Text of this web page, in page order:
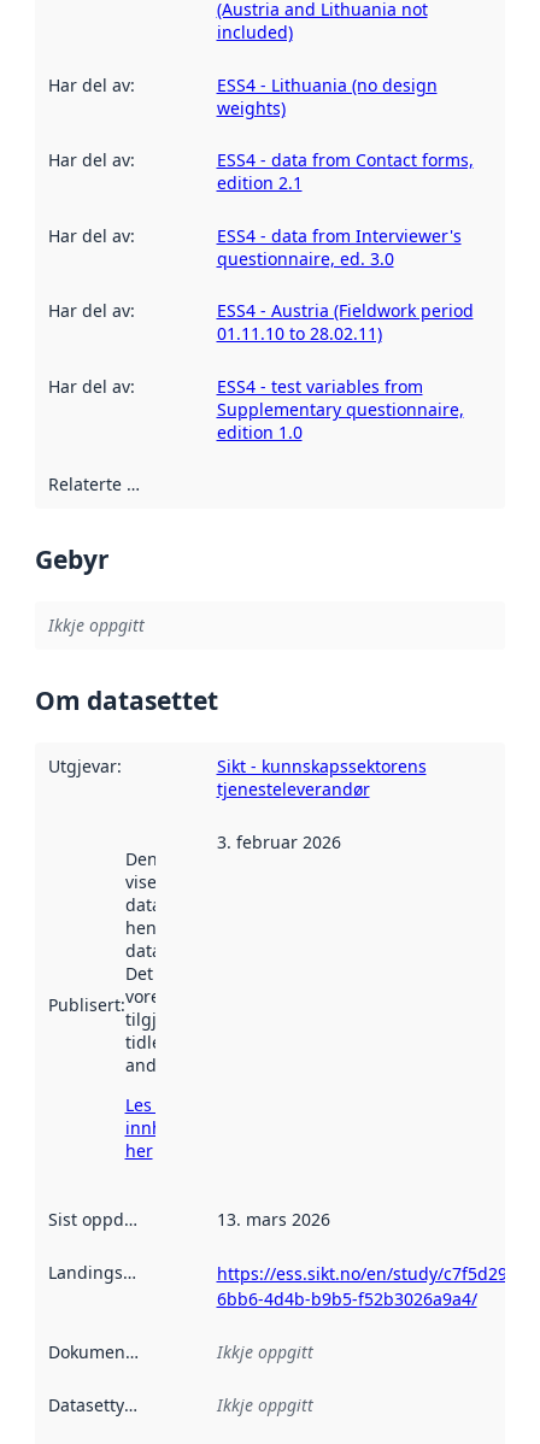
(Austria and Lithuania not
included)
Har del av:
ESS4 - Lithuania (no design
weights)
Har del av:
ESS4 - data from Contact forms,
edition 2.1
Har del av:
ESS4 - data from Interviewer's
questionnaire, ed. 3.0
Har del av:
ESS4 - Austria (Fieldwork period
01.11.10 to 28.02.11)
Har del av:
ESS4 - test variables from
Supplementary questionnaire,
edition 1.0
Relaterte ressursar
Gebyr
Ikkje oppgitt
Om datasettet
Utgjevar:
Sikt - kunnskapssektorens
tjenesteleverandør
Publisert:
Denne datoen
viser når
datasettet vart
henta inn av
data.norge.no.
Det kan ha
vore
tilgjengeleg
tidlegare
andre stader.
Les meir om
innhenting
her
3. februar 2026
Sist oppdatert 13. mars 2026
Landingsside
https://ess.sikt.no/en/study/c7f5d299-
6bb6-4d4b-b9b5-f52b3026a9a4/
Dokumentasjon Ikkje oppgitt
Datasettype Ikkje oppgitt